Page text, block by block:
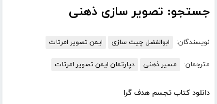
جستجو: تصویر سازی ذهنی
نویسندگان: ابوالفضل چیت سازی ایمن تصویر امرتات
مترجمان: مسیر ذهنی دپارتمان ایمن تصویر امرتات
دانلود کتاب تجسم هدف گرا